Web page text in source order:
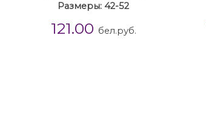
Размеры: 42-52
121.00 бел.руб.